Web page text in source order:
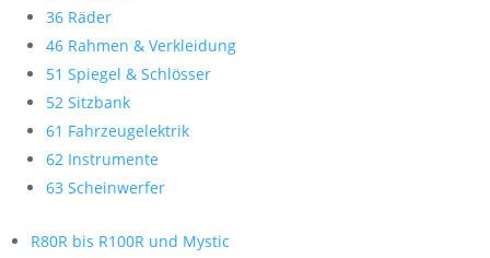
36 Räder
46 Rahmen & Verkleidung
51 Spiegel & Schlösser
52 Sitzbank
61 Fahrzeugelektrik
62 Instrumente
63 Scheinwerfer
R80R bis R100R und Mystic